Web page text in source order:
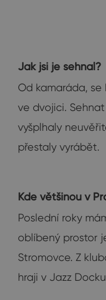
Jak jsi je sehnal?
Od kamaráda,
ve dvojici.
vyšplhaly
přestaly vyrábět.
Kde většinou v
Poslední roky
oblíbený prostor
Stromovce. Z
hraji v Jazz